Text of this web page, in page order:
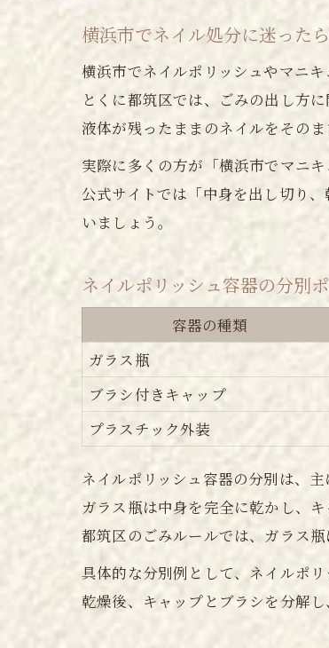
横浜市でネイル処分に迷った
横浜市でネイルポリッシュやマニ
とくに都筑区では、ごみの出し方
液体が残ったままのネイルをその
実際に多くの方が「横浜市でマニ
公式サイトでは「中身を出し切り
いましょう。
ネイルポリッシュ容器の分別
容器の種類
ガラス瓶
ブラシ付きキャップ
プラスチック外装
ネイルポリッシュ容器の分別は、
ガラス瓶は中身を完全に乾かし、
都筑区のごみルールでは、ガラス
具体的な分別例として、ネイルポ
乾燥後、キャップとブラシを分解